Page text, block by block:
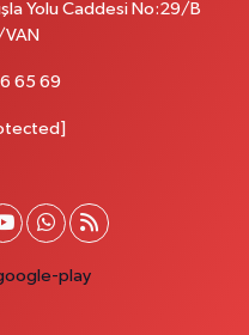
HASTANESİ KARŞISI 82 C
KARŞISI NO:4 C
Yolu Caddesi No:29/B
VAN
65 69